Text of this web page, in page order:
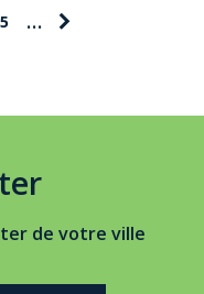
Page
5 … Page
de votre ville